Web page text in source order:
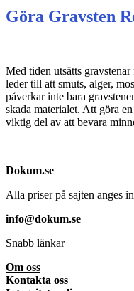
Göra Gravsten
Med tiden utsätts
leder till att smuts, alger,
påverkar inte bara
skada materialet. Att göra
viktig del av att bevara
Dokum.se
Alla priser på sajten anges
info@dokum.se
Snabb länkar
Om oss
Kontakta oss